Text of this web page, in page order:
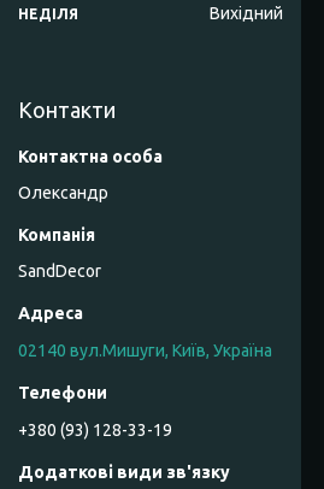
НЕДІЛЯ Вихідний
Контакти
Олександр
SandDecor
02140 вул.Мишуги, Київ, Україна
+380 (93) 128-33-19